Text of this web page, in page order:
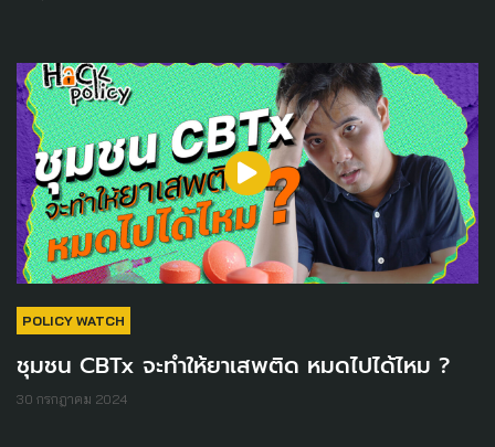
POLICY WATCH
ชุมชน CBTx จะทำให้ยาเสพติด หมดไปได้ไหม ?
30 กรกฎาคม 2024